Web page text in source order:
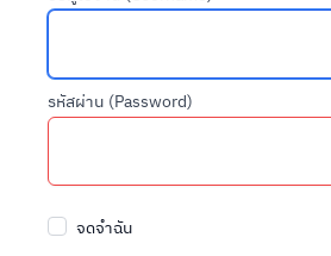
รหัสผ่าน (Password)
จดจำฉัน